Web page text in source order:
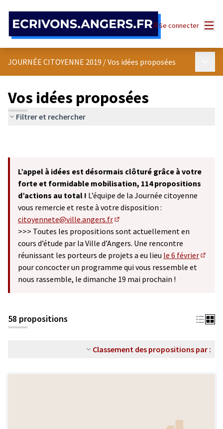
Se connecter
JOURNÉE CITOYENNE 2019 /Vos idées proposées
Vos idées proposées
Filtrer et rechercher
L’appel à idées est désormais clôturé grâce à votre
forte et formidable mobilisation, 114 propositions
d’actions au total ! L’équipe de la Journée citoyenne
vous remercie et reste à votre disposition :
citoyennete@ville.angers.fr
(S'ouvre dans un nouvel onglet)
>>> Toutes les propositions sont actuellement en
cours d’étude par la Ville d’Angers. Une rencontre
réunissant les porteurs de projets a eu lieu le 6 février
pour concocter un programme qui vous ressemble et
nous rassemble, le dimanche 19 mai prochain !
58 propositions
Classement des propositions par :